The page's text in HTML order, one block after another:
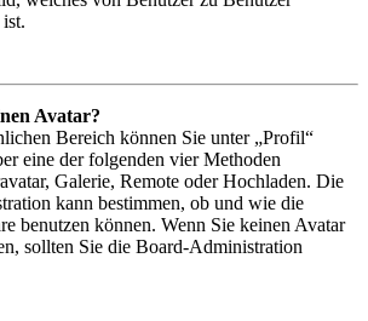
Avatar?
Bereich können Sie unter „Profil“
eine der folgenden vier Methoden
Galerie, Remote oder Hochladen. Die
kann bestimmen, ob und wie die
benutzen können. Wenn Sie keinen Avatar
sollten Sie die Board-Administration